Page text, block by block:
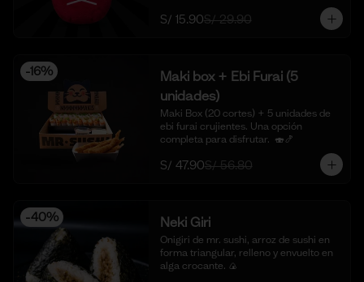
S/ 15.90S/ 29.90
-16%
Maki box + Ebi Furai (5
unidades)
Maki Box (20 cortes) + 5 unidades de
ebi furai crujientes. Una opción
completa para disfrutar.  🍣🍤
S/ 47.90S/ 56.80
-40% Neki Giri
Onigiri de mr. sushi, arroz de sushi en
forma triangular, relleno y envuelto en
alga crocante. 🍙